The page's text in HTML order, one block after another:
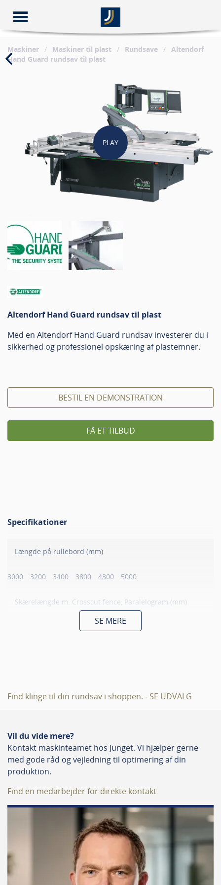
Maskiner / Maskiner til plast / Rundsave / Altendorf
Hand Guard rundsav til plast
PLAY
Altendorf Hand Guard rundsav til plast
Med en Altendorf Hand Guard rundsav investerer du i
sikkerhed og professionel opskæring af plastemner.
BESTIL EN DEMONSTRATION
FÅ ET TILBUD
SE MERE
Specifikationer
Længde på rullebord (mm)
3000 3200 3400 3800 4300 5000
Skærelængde m. Crosscut fence, Paralelogram (mm)
3705 4205 4205
Styringer
Motorkraft
Vario Motor
Produktbeskrivelse
Med en Altendorf Hand Guard rundsav har du valgt
den ypperste sav, hvad angår sikkerhed og fleksibilitet.
Ved hjælp af data fra to små kameraer på maskinen
identificeres maskinoperatørens håndbevægelser. Hvis
Find klinge til din rundsav i shoppen. - SE UDVALG
Vil du vide mere?
Kontakt maskinteamet hos Junget. Vi hjælper gerne
med gode råd og vejledning til optimering af din
produktion.
Find en medarbejder for direkte kontakt